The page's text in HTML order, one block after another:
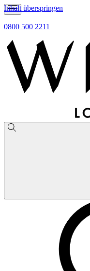
Inhalt überspringen
0800 500 2211